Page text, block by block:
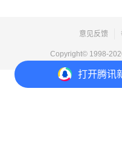
打开腾讯
意见反馈
Copyright© 1998-